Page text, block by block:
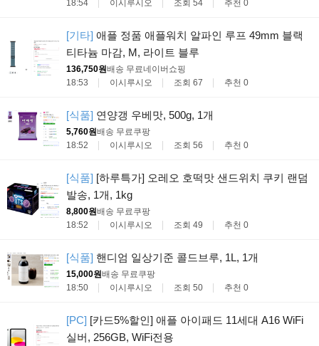
18:54
이시루시오 조회 54 추천 0
[기타] 애플 정품 애플워치 알파인 루프 49mm 블랙
티타늄 마감, M, 라이트 블루
136,750원배송 무료네이버쇼핑
18:53
이시루시오 조회 67 추천 0
[식품] 연양갱 우베맛, 500g, 1개
5,760원배송 무료 쿠팡
18:52
이시루시오 조회 56 추천 0
[식품] [하루특가] 오레오 호떡맛 샌드위치 쿠키 랜덤
발송, 1개, 1kg
8,800원배송 무료 쿠팡
18:52
이시루시오 조회 49 추천 0
[식품] 핸디엄 일상기준 콜드브루, 1L, 1개
15,000원배송 무료 쿠팡
18:50
이시루시오 조회 50 추천 0
[PC] [카드5%할인] 애플 아이패드 11세대 A16 WiFi
실버, 256GB, WiFi전용